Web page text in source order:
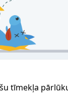
tīmekļa